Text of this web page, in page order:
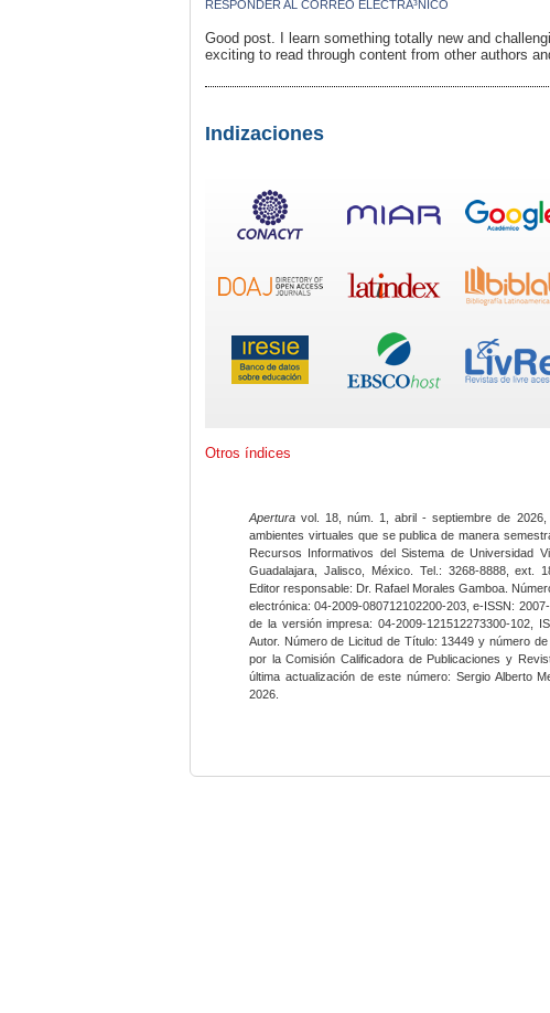
RESPONDER AL CORREO ELECTRÃ³NICO
Good post. I learn something totally new and
exciting to read through content from other authors
Indizaciones
Otros índices
Apertura vol. 18, núm. 1, abril - septiembre de
ambientes virtuales que se publica de manera
Recursos Informativos del Sistema de Universidad
Guadalajara, Jalisco, México. Tel.: 3268-8888, ext.
Editor responsable: Dr. Rafael Morales Gamboa.
electrónica: 04-2009-080712102200-203, e-ISSN:
de la versión impresa: 04-2009-121512273300-102,
Autor. Número de Licitud de Título: 13449 y número
por la Comisión Calificadora de Publicaciones y
última actualización de este número: Sergio Alberto
2026.